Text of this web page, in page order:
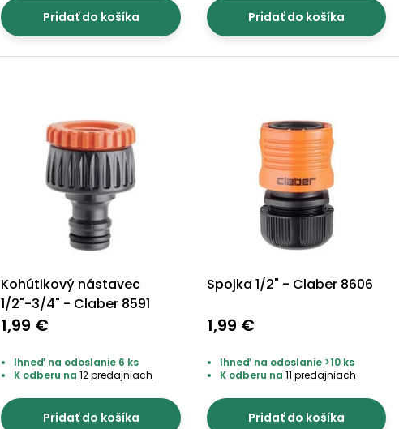
Pridať do košíka Pridať do košíka
Kohútikový nástavec
1/2"-3/4" - Claber 8591
1,99 €
Ihneď na odoslanie 6 ks
K odberu na12 predajniach
Pridať do košíka
Spojka 1/2" - Claber 8606
1,99 €
Ihneď na odoslanie >10 ks
K odberu na 11 predajniach
Pridať do košíka